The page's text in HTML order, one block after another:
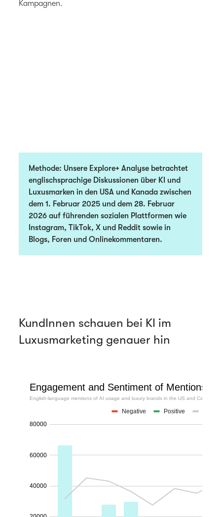
Kampagnen.
Methode: Unsere Explore+ Analyse betrachtet
englischsprachige Diskussionen über KI und
Luxusmarken in den USA und Kanada zwischen
dem 1. Februar 2025 und dem 28. Februar
2026 auf führenden sozialen Plattformen wie
Instagram, TikTok, X und Reddit sowie in
Blogs, Foren und Onlinekommentaren.
KundInnen schauen bei KI im
Luxusmarketing genauer hin